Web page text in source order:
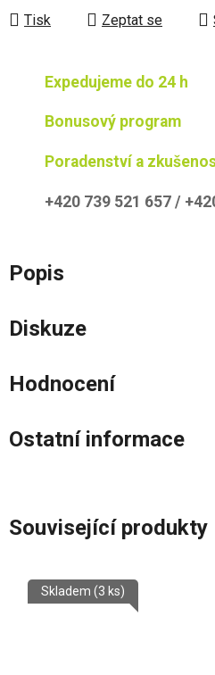
Tisk Zeptat se
Expedujeme do 24 h
Bonusový program
Poradenství a
+420 739 521 657 /
Popis
Diskuze
Hodnocení
Ostatní informace
Související produkty
Skladem (3 ks)